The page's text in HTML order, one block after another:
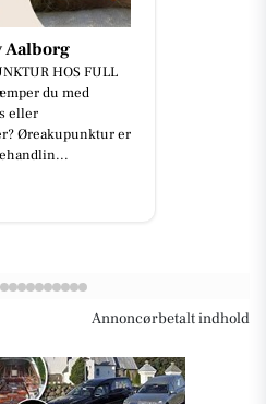
Aalborg
HOS FULL
du med
eller
Øreakupunktur er
Annoncørbetalt indhold